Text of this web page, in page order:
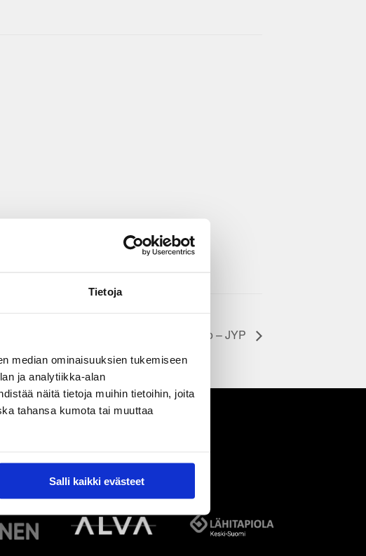
Tietoja
median ominaisuuksien tukemiseen
ja analytiikka-alan
näitä tietoja muihin tietoihin, joita
tahansa kumota tai muuttaa
Salli kaikki evästeet
K–Espoo – JYP